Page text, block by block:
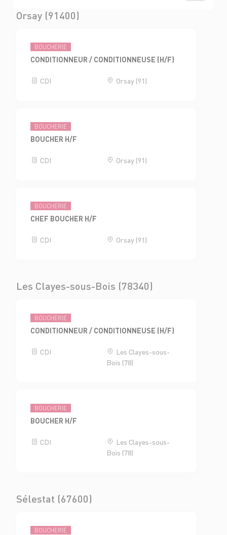
Orsay (91400)
BOUCHERIE
CONDITIONNEUR / CONDITIONNEUSE (H/F)
CDI Orsay (91)
BOUCHERIE
BOUCHER H/F
CDI Orsay (91)
BOUCHERIE
CHEF BOUCHER H/F
CDI Orsay (91)
Les Clayes-sous-Bois (78340)
BOUCHERIE
CONDITIONNEUR / CONDITIONNEUSE (H/F)
CDI
Les Clayes-sous-
Bois (78)
BOUCHERIE
BOUCHER H/F
CDI
Les Clayes-sous-
Bois (78)
Sélestat (67600)
BOUCHERIE